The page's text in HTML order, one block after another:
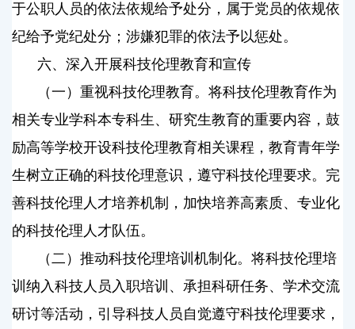
于公职人员的依法依规给予处分，属于党员的依规依
纪给予党纪处分；涉嫌犯罪的依法予以惩处。
六、深入开展科技伦理教育和宣传
（一）重视科技伦理教育。将科技伦理教育作为
相关专业学科本专科生、研究生教育的重要内容，鼓
励高等学校开设科技伦理教育相关课程，教育青年学
生树立正确的科技伦理意识，遵守科技伦理要求。完
善科技伦理人才培养机制，加快培养高素质、专业化
的科技伦理人才队伍。
（二）推动科技伦理培训机制化。将科技伦理培
训纳入科技人员入职培训、承担科研任务、学术交流
研讨等活动，引导科技人员自觉遵守科技伦理要求，